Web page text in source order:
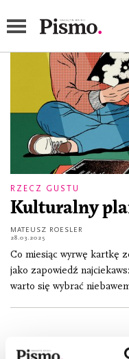
RZECZ GUSTU
Kulturalny
MATEUSZ ROESLER
28.03.2025
Co miesiąc wyrwę kartkę
jako zapowiedź
warto się wybrać